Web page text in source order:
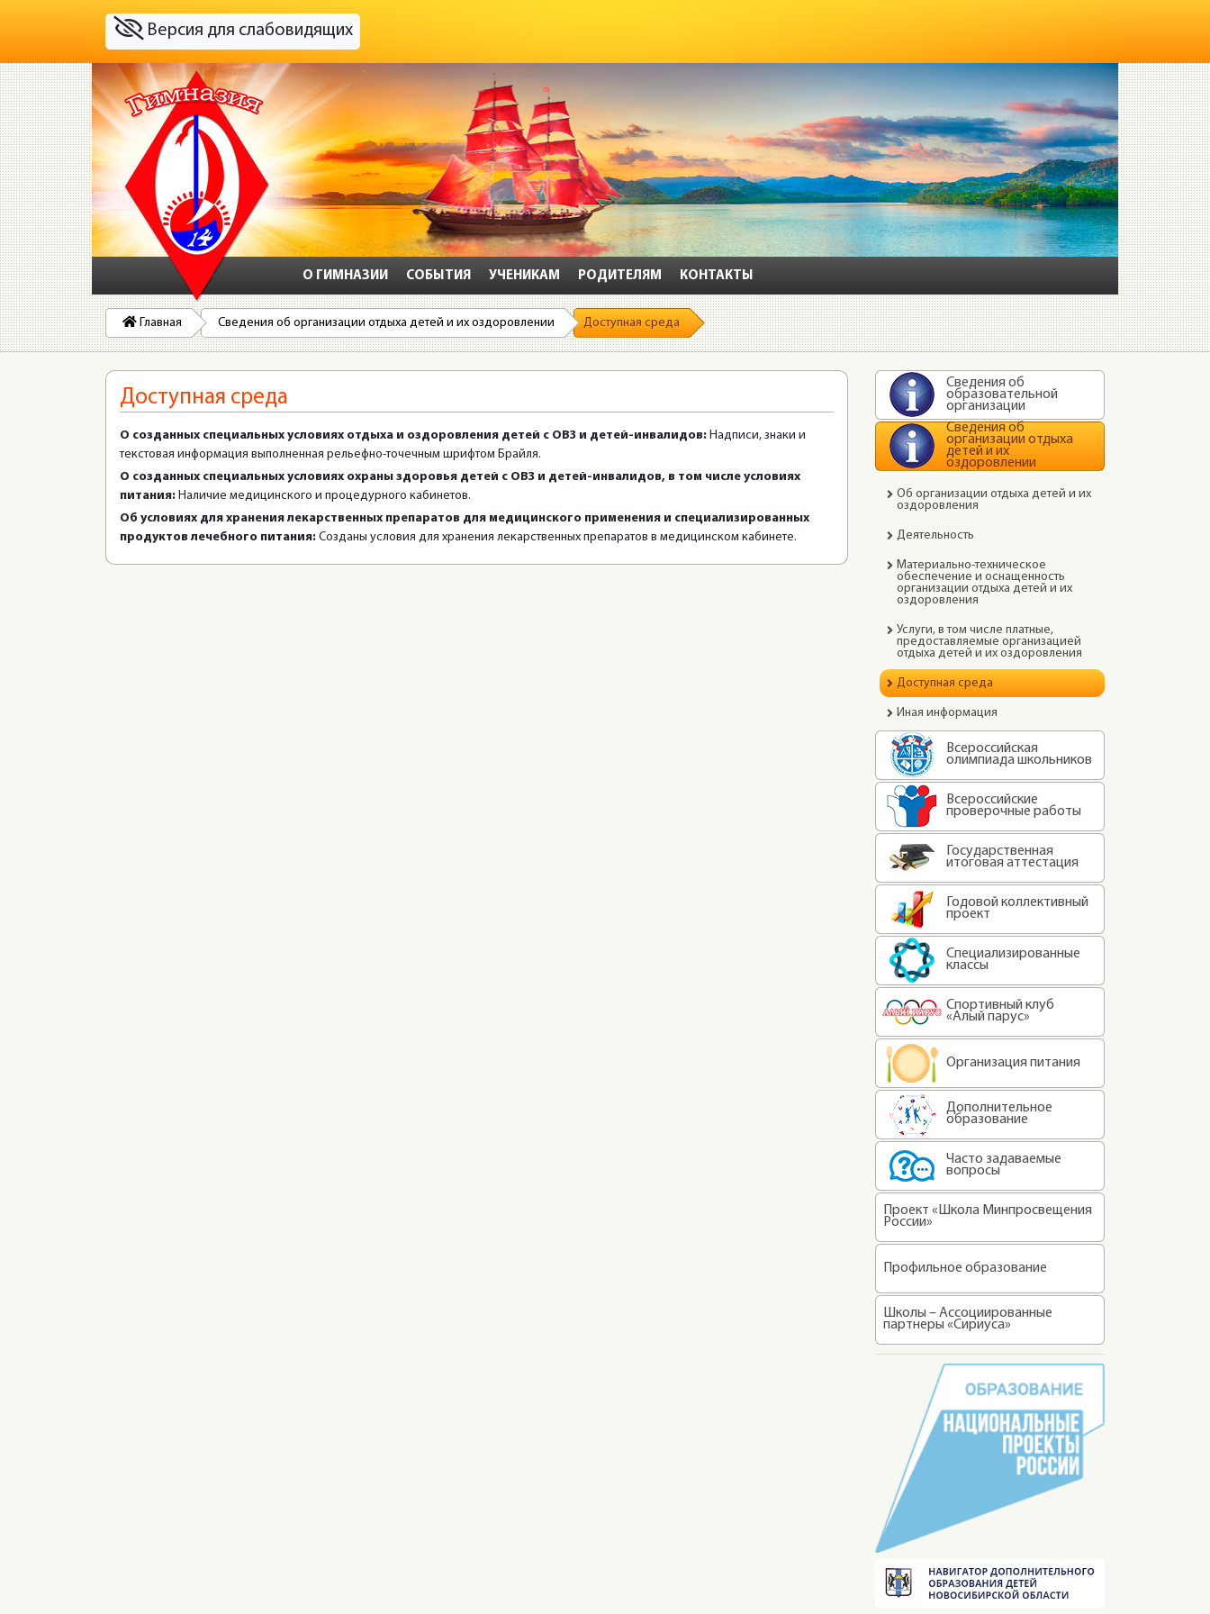
Версия для слабовидящих
О ГИМНАЗИИ СОБЫТИЯ УЧЕНИКАМ РОДИТЕЛЯМ КОНТАКТЫ
Главная Сведения об организации отдыха детей и их оздоровлении Доступная среда
Доступная среда
О созданных специальных условиях отдыха и оздоровления детей с ОВЗ и детей-инвалидов: Надписи, знаки и
текстовая информация выполненная рельефно-точечным шрифтом Брайля.
О созданных специальных условиях охраны здоровья детей с ОВЗ и детей-инвалидов, в том числе условиях
питания: Наличие медицинского и процедурного кабинетов.
Об условиях для хранения лекарственных препаратов для медицинского применения и специализированных
продуктов лечебного питания: Созданы условия для хранения лекарственных препаратов в медицинском кабинете.
Сведения об
образовательной
организации
Сведения об
организации отдыха
детей и их
оздоровлении
Об организации отдыха детей и их
оздоровления
Деятельность
Материально-техническое
обеспечение и оснащенность
организации отдыха детей и их
оздоровления
Услуги, в том числе платные,
предоставляемые организацией
отдыха детей и их оздоровления
Доступная среда
Иная информация
Всероссийская
олимпиада школьников
Всероссийские
проверочные работы
Государственная
итоговая аттестация
Годовой коллективный
проект
Специализированные
классы
Спортивный клуб
«Алый парус»
Организация питания
Дополнительное
образование
Часто задаваемые
вопросы
Проект «Школа Минпросвещения
России»
Профильное образование
Школы – Ассоциированные
партнеры «Сириуса»